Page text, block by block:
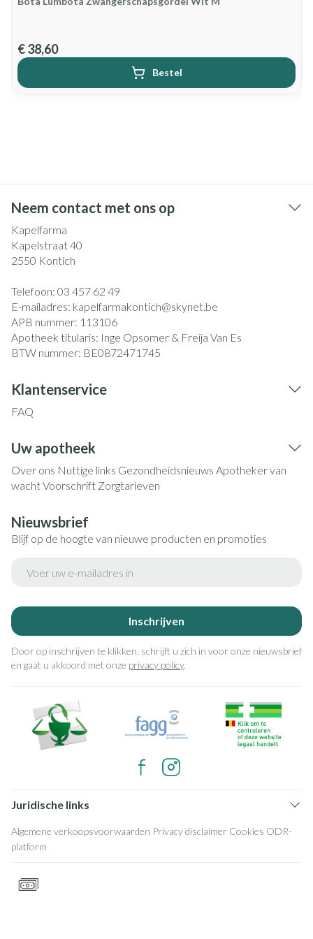
€ 38,60
Bestel
Neem contact met ons op
Kapelfarma
Kapelstraat 40
2550 Kontich
Telefoon: 03 457 62 49
E-mailadres: kapelfarmakontich@skynet.be
APB nummer: 113106
Apotheek titularis: Inge Opsomer & Freija Van Es
BTW nummer: BE0872471745
Klantenservice
FAQ
Uw apotheek
Over ons Nuttige links Gezondheidsnieuws Apotheker van
wachtVoorschrift Zorgtarieven
Nieuwsbrief
Blijf op de hoogte van nieuwe producten en promoties
Inschrijven
Door op inschrijven te klikken, schrijft u zich in voor onze nieuwsbrief
en gaat u akkoord met onze privacy policy.
Juridische links
Algemene verkoopsvoorwaarden Privacy disclaimer Cookies ODR-
platform